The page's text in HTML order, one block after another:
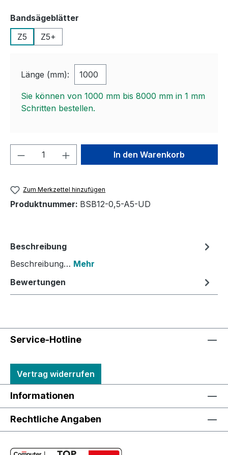
Bandsägeblätter
Z5
Z5+
Länge (mm):
Sie können von 1000 mm bis 8000 mm in 1 mm
Schritten bestellen.
Produkt Anzahl: Gib denIn den Warenkorb
Zum Merkzettel hinzufügen
Produktnummer: BSB12-0,5-A5-UD
Beschreibung
Beschreibung… Mehr
Bewertungen
Service-Hotline
Vertrag widerrufen
Informationen
Rechtliche Angaben